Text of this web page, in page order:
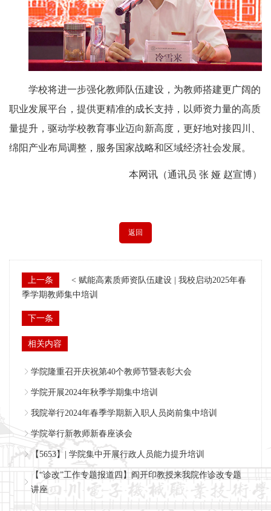
学校将进一步强化教师队伍建设，为教师搭建更广阔的
职业发展平台，提供更精准的成长支持，以师资力量的高质
量提升，驱动学校教育事业迈向新高度，更好地对接四川、
绵阳产业布局调整，服务国家战略和区域经济社会发展。
本网讯（通讯员 张 娅 赵宣博）
返回
上一条
< 赋能高素质师资队伍建设 | 我校启动2025年春
季学期教师集中培训
下一条
相关内容
学院隆重召开庆祝第40个教师节暨表彰大会
学院开展2024年秋季学期集中培训
我院举行2024年春季学期新入职人员岗前集中培训
学院举行新教师新春座谈会
【5653】| 学院集中开展行政人员能力提升培训
【“诊改”工作专题报道四】阎开印教授来我院作诊改专题
讲座